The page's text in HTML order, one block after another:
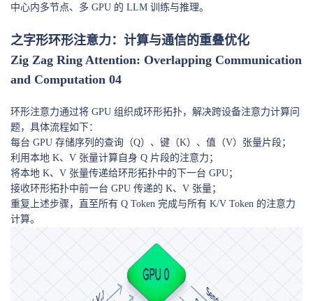
中心内多节点、多 GPU 的 LLM 训练与推理。
之字形环形注意力：计算与通信的重叠优化
Zig Zag Ring Attention: Overlapping Communication
and Computation 04
环形注意力通过将 GPU 组织成环形拓扑，解决跨设备注意力计算问
题，具体流程如下：
每台 GPU 存储序列的查询（Q）、键（K）、值（V）张量片段；
利用本地 K、V 张量计算自身 Q 片段的注意力；
将本地 K、V 张量传递给环形拓扑中的下一台 GPU；
接收环形拓扑中前一台 GPU 传递的 K、V 张量；
重复上述步骤，直至所有 Q Token 完成与所有 K/V Token 的注意力
计算。